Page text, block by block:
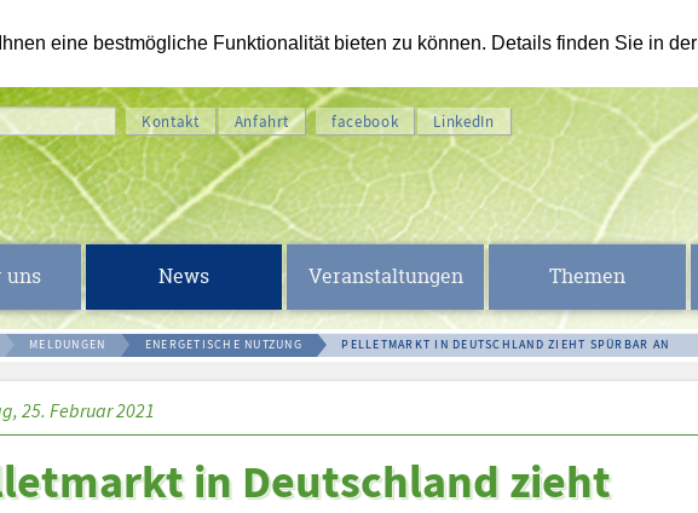
eine bestmögliche Funktionalität bieten zu können. Details finden Sie in der
Kontakt Anfahrt facebook LinkedIn
uns News Veranstaltungen Themen
MELDUNGEN ENERGETISCHE NUTZUNG PELLETMARKT IN DEUTSCHLAND ZIEHT SPÜRBAR AN
25. Februar 2021
in Deutschland zieht